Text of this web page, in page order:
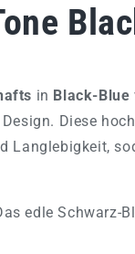
in Black-Blue
Diese
Langlebigkeit,
edle Schwarz-